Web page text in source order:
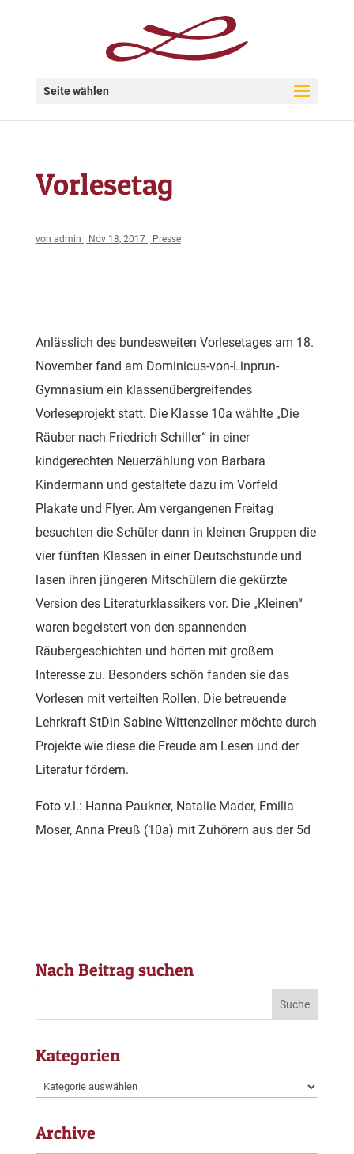
Seite wählen
Vorlesetag
von admin Nov 18, 2017| Presse
Anlässlich des bundesweiten Vorlesetages am 18.
November fand am Dominicus-von-Linprun-
Gymnasium ein klassenübergreifendes
Vorleseprojekt statt. Die Klasse 10a wählte „Die
Räuber nach Friedrich Schiller“ in einer
kindgerechten Neuerzählung von Barbara
Kindermann und gestaltete dazu im Vorfeld
Plakate und Flyer. Am vergangenen Freitag
besuchten die Schüler dann in kleinen Gruppen die
vier fünften Klassen in einer Deutschstunde und
lasen ihren jüngeren Mitschülern die gekürzte
Version des Literaturklassikers vor. Die „Kleinen“
waren begeistert von den spannenden
Räubergeschichten und hörten mit großem
Interesse zu. Besonders schön fanden sie das
Vorlesen mit verteilten Rollen. Die betreuende
Lehrkraft StDin Sabine Wittenzellner möchte durch
Projekte wie diese die Freude am Lesen und der
Literatur fördern.
Foto v.l.: Hanna Paukner, Natalie Mader, Emilia
Moser, Anna Preuß (10a) mit Zuhörern aus der 5d
Nach Beitrag suchen
Kategorien
Kategorien
Archive